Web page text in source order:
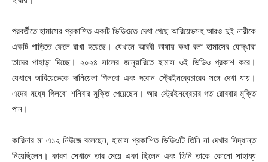
পরবর্তীতে হামাসের প্রকাশিত একটি ভিডিওতে দেখা গেছে আরিয়েভসহ আরও দুই নারীকে
একটি গাড়িতে ফেলে রাখা হয়েছে। যেখানে আরবী ভাষায় কথা বলা হামাসের যোদ্ধারা
তাদের পাহাড়া দিচ্ছে। ২০২৪ সালের জানুয়ারিতে হামাস ওই ভিডিও প্রকাশ করে।
যেখানে আরিয়েভেকে দানিয়েলা গিলবো এবং দরোন স্ট্রেইনব্রেচারের সঙ্গে দেখা যায়।
এদের মধ্যে গিলবো শনিবার মুক্তি পেয়েছেন। আর স্ট্রেইনব্রেচার গত রোববার মুক্তি
পান।
কারিনার মা এ১২ নিউজে বলেছেন, হামাস প্রকাশিত ভিডিওটি তিনি না দেখার সিদ্ধান্ত
নিয়েছিলেন। কারণ সেখানে তার মেয়ে একা ছিলেন এবং তিনি তাকে কোনো সাহায্য